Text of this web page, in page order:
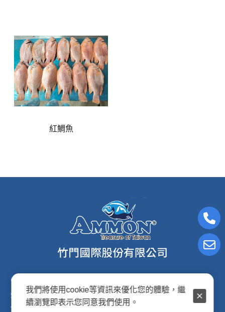
紅鯛魚
電子信箱:ammon8@ms22.hinet.net
連絡電話: (02)2876-2691
傳真專線: (02)2876-2692
我們將使用cookie等資訊來優化您的體驗，繼
續瀏覽即表示您同意我們使用。